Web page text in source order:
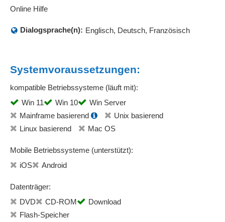
Online Hilfe
Dialogsprache(n): Englisch, Deutsch, Französisch
Systemvoraussetzungen:
kompatible Betriebssysteme (läuft mit):
Win 11
Win 10
Win Server
Mainframe basierend
Unix basierend
Linux basierend
Mac OS
Mobile Betriebssysteme (unterstützt):
iOS
Android
Datenträger:
DVD
CD-ROM
Download
Flash-Speicher